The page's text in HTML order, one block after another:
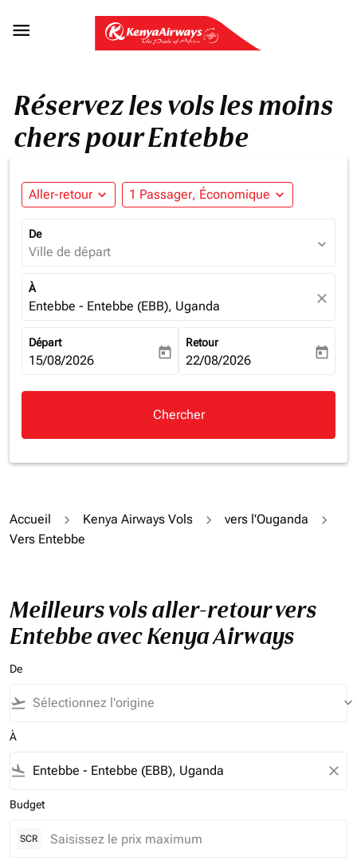

Réservez les vols les moins
chers pour Entebbe
Aller-retour expand_more 1 Passager, Économique expand_more
De
Ville de départ expand_more
À
Entebbe - Entebbe (EBB), Uganda close
Départ
fc-booking-departure-date-aria-label
15/08/2026 today
Retour
fc-booking-return-date-aria-
22/08/2026 today
Chercher
Accueil Kenya Airways Vols
vers l'Ouganda
Vers Entebbe
Meilleurs vols aller-retour vers
Entebbe avec Kenya Airways
De
flight_takeoff keyboard_arrow_down
À
flight_land close
Budget
SCR